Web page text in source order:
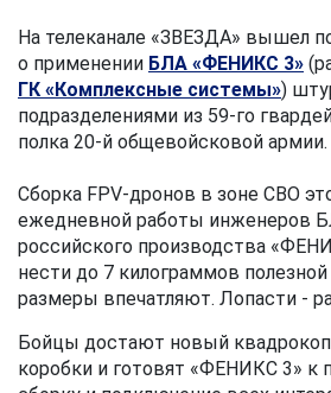
На телеканале «ЗВЕЗДА» вышел
о применении БЛА «ФЕНИКС 3»
ГК «Комплексные системы»)
подразделениями из 59-го
полка 20-й общевойсковой армии.
Сборка FPV-дронов в зоне СВО
ежедневной работы инженеров
российского производства
нести до 7 килограммов полезной
размеры впечатляют. Лопасти -
Бойцы достают новый
коробки и готовят «ФЕНИКС 3» к